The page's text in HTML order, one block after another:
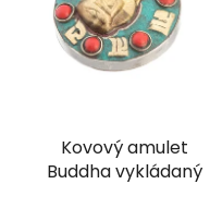
Kovový amulet
Buddha vykládaný